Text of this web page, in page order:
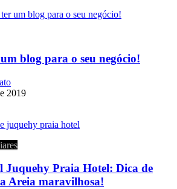
blog para o seu negócio!
2019
Juquehy Praia Hotel: Dica de
Areia maravilhosa!